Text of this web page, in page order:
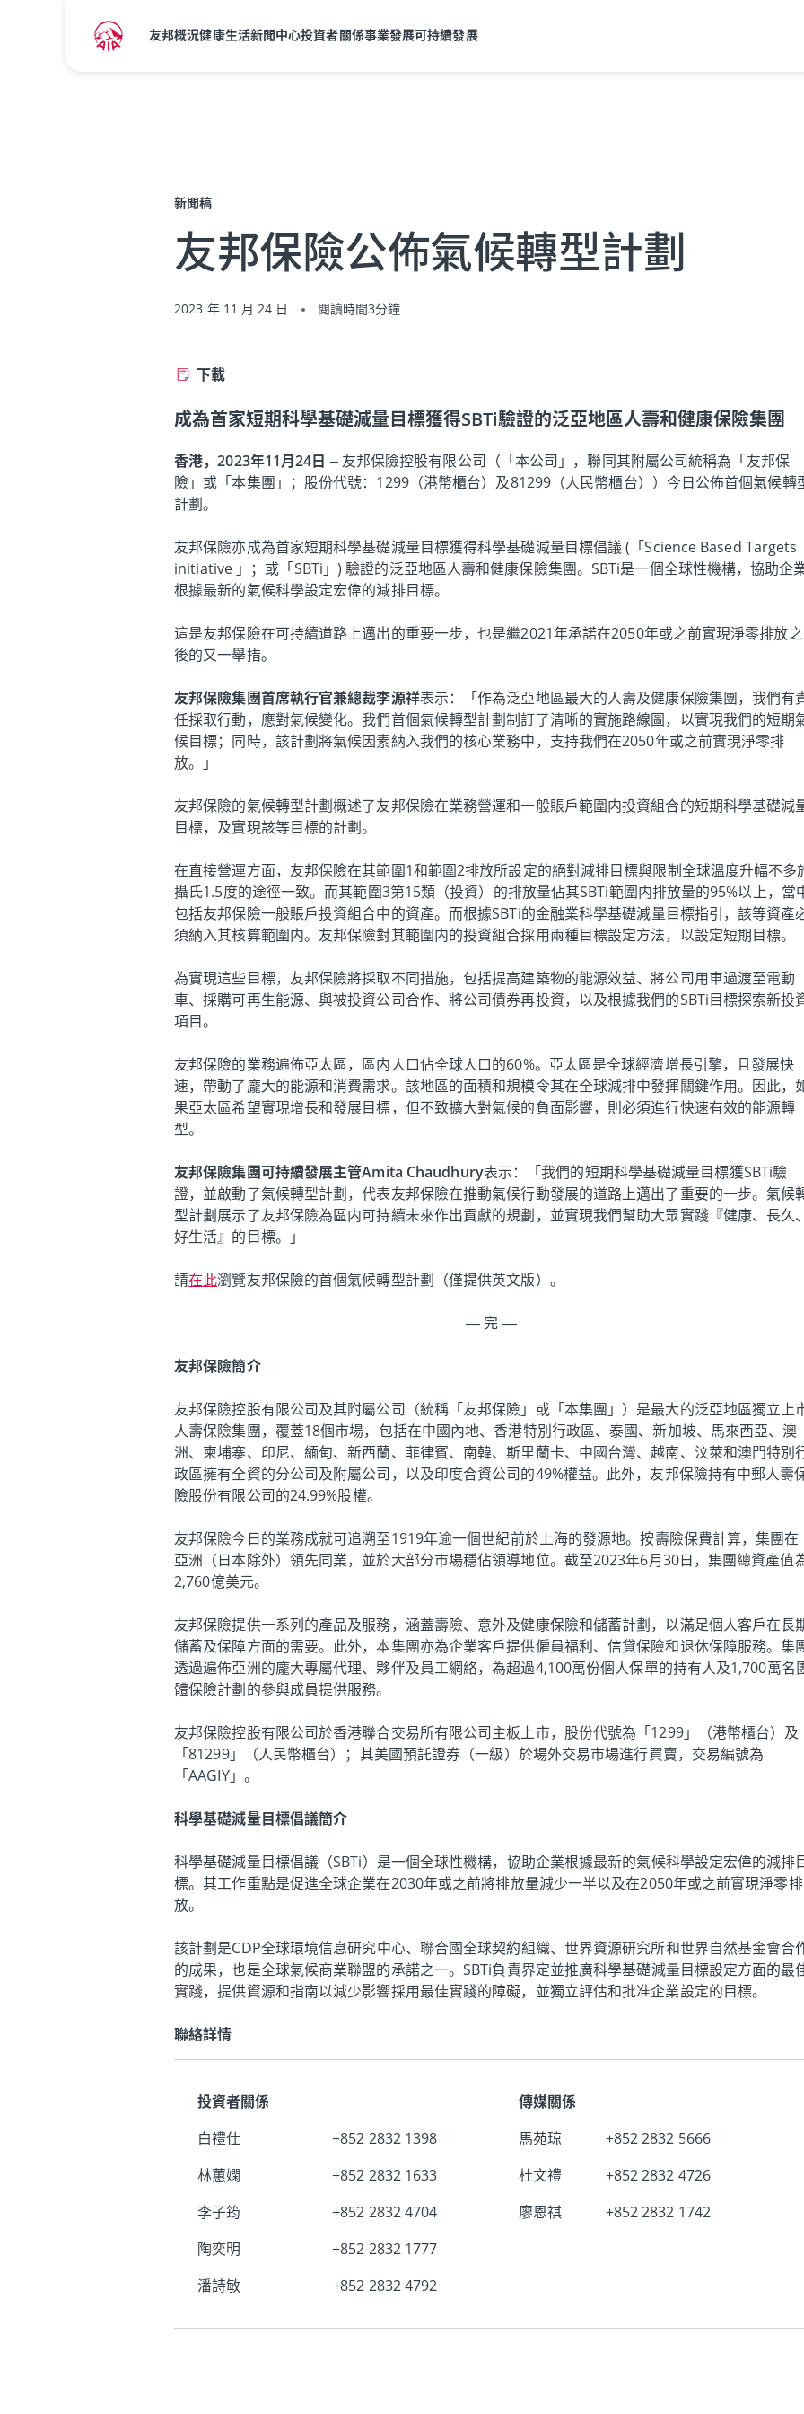
友邦概況健康生活新聞中心投資者關係事業發展可持續發展
新聞稿
友邦保險公佈氣候轉型計劃
2023 年 11 月 24 日 閱讀時間3分鐘
下載
成為首家短期科學基礎減量目標獲得SBTi驗證的泛亞地區人壽和健康保險集團
香港，2023年11月24日 – 友邦保險控股有限公司（「本公司」，聯同其附屬公司統稱為「友邦保
險」或「本集團」；股份代號：1299（港幣櫃台）及81299（人民幣櫃台））今日公佈首個氣候轉
計劃。
友邦保險亦成為首家短期科學基礎減量目標獲得科學基礎減量目標倡議 (「Science Based Targets
initiative 」；或「SBTi」) 驗證的泛亞地區人壽和健康保險集團。SBTi是一個全球性機構，協助企
根據最新的氣候科學設定宏偉的減排目標。
這是友邦保險在可持續道路上邁出的重要一步，也是繼2021年承諾在2050年或之前實現淨零排放之
後的又一舉措。
友邦保險集團首席執行官兼總裁李源祥表示：「作為泛亞地區最大的人壽及健康保險集團，我們有
任採取行動，應對氣候變化。我們首個氣候轉型計劃制訂了清晰的實施路線圖，以實現我們的短期
候目標；同時，該計劃將氣候因素納入我們的核心業務中，支持我們在2050年或之前實現淨零排
放。」
友邦保險的氣候轉型計劃概述了友邦保險在業務營運和一般賬戶範圍内投資組合的短期科學基礎減
目標，及實現該等目標的計劃。
在直接營運方面，友邦保險在其範圍1和範圍2排放所設定的絕對減排目標與限制全球溫度升幅不多
攝氏1.5度的途徑一致。而其範圍3第15類（投資）的排放量佔其SBTi範圍内排放量的95%以上，當
包括友邦保險一般賬戶投資組合中的資產。而根據SBTi的金融業科學基礎減量目標指引，該等資產
須納入其核算範圍内。友邦保險對其範圍内的投資組合採用兩種目標設定方法，以設定短期目標。
為實現這些目標，友邦保險將採取不同措施，包括提高建築物的能源效益、將公司用車過渡至電動
車、採購可再生能源、與被投資公司合作、將公司債券再投資，以及根據我們的SBTi目標探索新投
項目。
友邦保險的業務遍佈亞太區，區内人口佔全球人口的60%。亞太區是全球經濟增長引擎，且發展快
速，帶動了龐大的能源和消費需求。該地區的面積和規模令其在全球減排中發揮關鍵作用。因此，
果亞太區希望實現增長和發展目標，但不致擴大對氣候的負面影響，則必須進行快速有效的能源轉
型。
友邦保險集團可持續發展主管Amita Chaudhury表示：「我們的短期科學基礎減量目標獲SBTi驗
證，並啟動了氣候轉型計劃，代表友邦保險在推動氣候行動發展的道路上邁出了重要的一步。氣候
型計劃展示了友邦保險為區内可持續未來作出貢獻的規劃，並實現我們幫助大眾實踐『健康、長久、
好生活』的目標。」
請在此瀏覽友邦保險的首個氣候轉型計劃（僅提供英文版）。
— 完 —
友邦保險簡介
友邦保險控股有限公司及其附屬公司（統稱「友邦保險」或「本集團」）是最大的泛亞地區獨立上
人壽保險集團，覆蓋18個市場，包括在中國內地、香港特別行政區、泰國、新加坡、馬來西亞、澳
洲、柬埔寨、印尼、緬甸、新西蘭、菲律賓、南韓、斯里蘭卡、中國台灣、越南、汶萊和澳門特別
政區擁有全資的分公司及附屬公司，以及印度合資公司的49%權益。此外，友邦保險持有中郵人壽
險股份有限公司的24.99%股權。
友邦保險今日的業務成就可追溯至1919年逾一個世紀前於上海的發源地。按壽險保費計算，集團在
亞洲（日本除外）領先同業，並於大部分市場穩佔領導地位。截至2023年6月30日，集團總資產值
2,760億美元。
友邦保險提供一系列的產品及服務，涵蓋壽險、意外及健康保險和儲蓄計劃，以滿足個人客戶在長
儲蓄及保障方面的需要。此外，本集團亦為企業客戶提供僱員福利、信貸保險和退休保障服務。集
透過遍佈亞洲的龐大專屬代理、夥伴及員工網絡，為超過4,100萬份個人保單的持有人及1,700萬名
體保險計劃的參與成員提供服務。
友邦保險控股有限公司於香港聯合交易所有限公司主板上市，股份代號為「1299」（港幣櫃台）及
「81299」（人民幣櫃台）；其美國預託證券（一級）於場外交易市場進行買賣，交易編號為
「AAGIY」。
科學基礎減量目標倡議簡介
科學基礎減量目標倡議（SBTi）是一個全球性機構，協助企業根據最新的氣候科學設定宏偉的減排
標。其工作重點是促進全球企業在2030年或之前將排放量減少一半以及在2050年或之前實現淨零排
放。
該計劃是CDP全球環境信息研究中心、聯合國全球契約組織、世界資源研究所和世界自然基金會合
的成果，也是全球氣候商業聯盟的承諾之一。SBTi負責界定並推廣科學基礎減量目標設定方面的最
實踐，提供資源和指南以減少影響採用最佳實踐的障礙，並獨立評估和批准企業設定的目標。
聯絡詳情
投資者關係
白禮仕
+852 2832 1398
林蕙嫻
+852 2832 1633
李子筠
+852 2832 4704
陶奕明
+852 2832 1777
潘詩敏
+852 2832 4792
傳媒關係
馬苑琼
+852 2832 5666
杜文禮
+852 2832 4726
廖恩祺
+852 2832 1742